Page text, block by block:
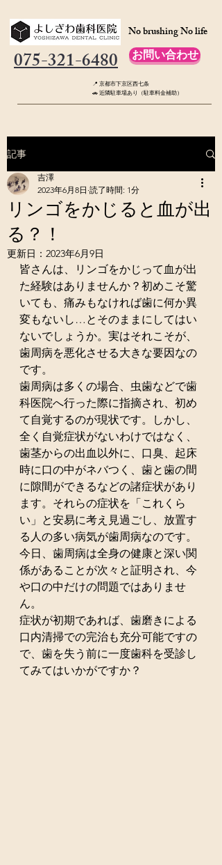
075-321-6480
No brushing No life
お問い合わせ
📍 京都市下京区西七条
🚗 近隣駐車場あり（駐車料金補助）
記事
リンゴをかじると血が出
る？！
吉澤
2023年6月8日 読了時間: 1分
更新日： 2023年6月9日
皆さんは、リンゴをかじって血が出
た経験はありませんか？初めこそ驚
いても、痛みもなければ歯に何か異
変もないし…とそのままにしてはい
ないでしょうか。実はそれこそが、
歯周病を悪化させる大きな要因なの
です。
歯周病は多くの場合、虫歯などで歯
科医院へ行った際に指摘され、初め
て自覚するのが現状です。しかし、
全く自覚症状がないわけではなく、
歯茎からの出血以外に、口臭、起床
時に口の中がネバつく、歯と歯の間
に隙間ができるなどの諸症状があり
ます。それらの症状を「これくら
い」と安易に考え見過ごし、放置す
る人の多い病気が歯周病なのです。
今日、歯周病は全身の健康と深い関
係があることが次々と証明され、今
や口の中だけの問題ではありませ
ん。
症状が初期であれば、歯磨きによる
口内清掃での完治も充分可能ですの
で、歯を失う前に一度歯科を受診し
てみてはいかがですか？